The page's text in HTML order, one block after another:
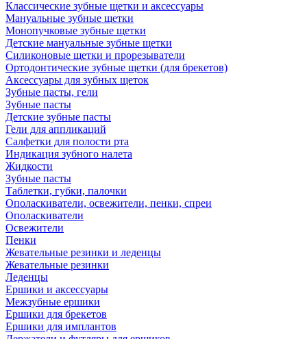
Классические зубные щетки и аксессуары
Мануальные зубные щетки
Монопучковые зубные щетки
Детские мануальные зубные щетки
Силиконовые щетки и прорезыватели
Ортодонтические зубные щетки (для брекетов)
Аксессуары для зубных щеток
Зубные пасты, гели
Зубные пасты
Детские зубные пасты
Гели для аппликаций
Салфетки для полости рта
Индикация зубного налета
Жидкости
Зубные пасты
Таблетки, губки, палочки
Ополаскиватели, освежители, пенки, спреи
Ополаскиватели
Освежители
Пенки
Жевательные резинки и леденцы
Жевательные резинки
Леденцы
Ершики и аксессуары
Межзубные ершики
Ершики для брекетов
Ершики для имплантов